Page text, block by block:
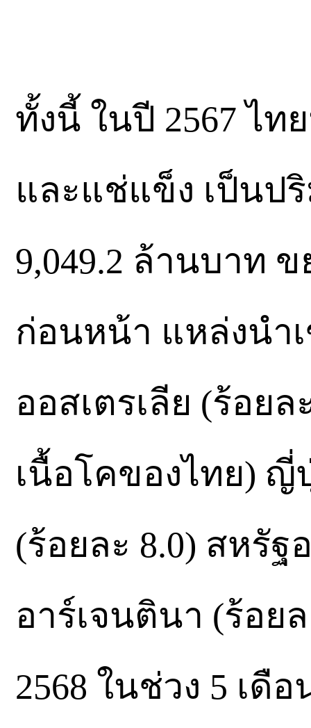
ทั้งนี้ ในปี 2567 ไท
และแช่แข็ง เป็นป
9,049.2 ล้านบาท
ก่อนหน้า แหล่งนำ
ออสเตรเลีย (ร้อย
เนื้อโคของไทย) ญี่
(ร้อยละ 8.0) สหรัฐ
อาร์เจนตินา (ร้อย
2568 ในช่วง 5 เดื